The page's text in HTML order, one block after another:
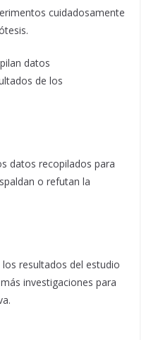
cuidadosamente
datos
de los
datos recopilados para
o refutan la
resultados del estudio
investigaciones para